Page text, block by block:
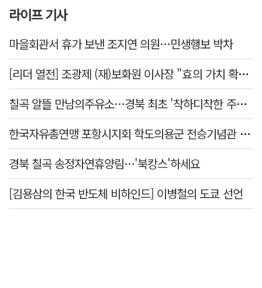
라이프 기사
마을회관서 휴가 보낸 조지연 의원…민생행보 박차
[리더 열전] 조광제 (재)보화원 이사장 "효의 가치 확산 위해 젊은층 참여 이끌어낼 것"
칠곡 알뜰 만남의주유소…경북 최초 '착하디착한 주유소' 선정
한국자유총연맹 포항시지회 학도의용군 전승기념관 방문
경북 칠곡 송정자연휴양림…'북캉스'하세요
[김용삼의 한국 반도체 비하인드] 이병철의 도쿄 선언